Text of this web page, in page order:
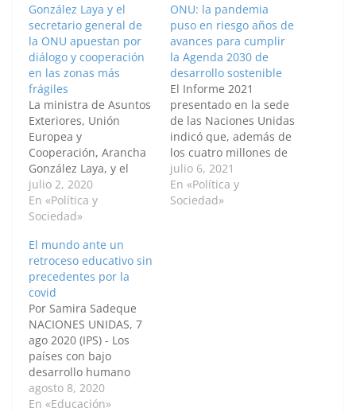
González Laya y el
secretario general de
la ONU apuestan por
diálogo y cooperación
en las zonas más
frágiles
La ministra de Asuntos
Exteriores, Unión
Europea y
Cooperación, Arancha
González Laya, y el
secretario general de
Naciones Unidas,
Antonio Guterres, han
en la necesidad de
recurrir al diálogo y a
la cooperación para
abordar las crisis en
África, América Latina y
Oriente Próximo, que
se han…
julio 2, 2020
En «Política y
Sociedad»
ONU: la pandemia
puso en riesgo años de
avances para cumplir
la Agenda 2030 de
desarrollo sostenible
El Informe 2021
presentado en la sede
de las Naciones Unidas
indicó que, además de
los cuatro millones de
fallecidos por la
enfermedad, entre 119
y 124 millones de
julio 6, 2021
En «Política y
Sociedad»
El mundo ante un
retroceso educativo sin
precedentes por la
covid
Por Samira Sadeque
NACIONES UNIDAS, 7
ago 2020 (IPS) - Los
países con bajo
desarrollo humano
enfrentan la peor parte
de los cierres de las
agosto 8, 2020
En «Educación»